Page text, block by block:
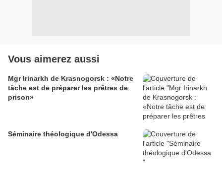
Vous aimerez aussi
Mgr Irinarkh de Krasnogorsk : «Notre
tâche est de préparer les prêtres de
prison»
Séminaire théologique d'Odessa